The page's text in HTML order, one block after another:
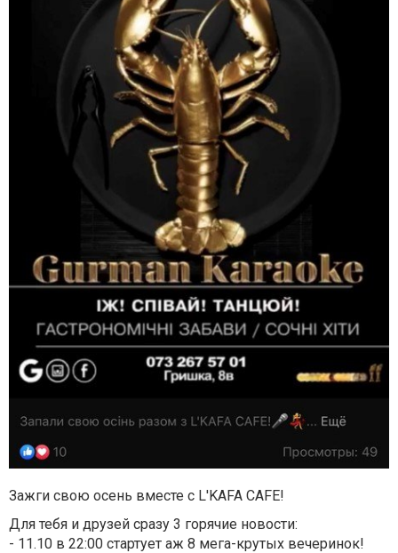
Зажги свою осень вместе с L'KAFA CAFE!
Для тебя и друзей сразу 3 горячие новости:
- 11.10 в 22:00 стартует аж 8 мега-крутых вечеринок!